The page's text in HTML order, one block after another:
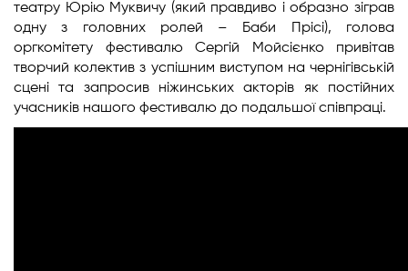
театру Юрію Муквичу (який правдиво і образно зіграв
одну з головних ролей – Баби Прісі), голова
оргкомітету фестивалю Сергій Мойсієнко привітав
творчий колектив з успішним виступом на чернігівській
сцені та запросив ніжинських акторів як постійних
учасників нашого фестивалю до подальшої співпраці.